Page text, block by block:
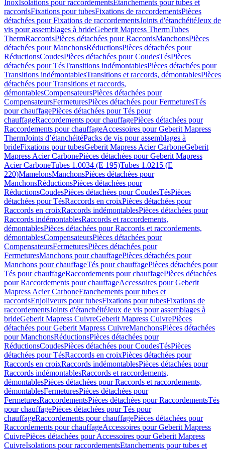
InoxIsolations pour raccordementsEtanchements pour tubes et
raccordsFixations pour tubesFixations de raccordementsPièces
détachées pour Fixations de raccordementsJoints d'étanchéitéJeux de
vis pour assemblages à brideGeberit Mapress ThermTubes
ThermRaccordsPièces détachées pour RaccordsManchonsPièces
détachées pour ManchonsRéductionsPièces détachées pour
RéductionsCoudesPièces détachées pour CoudesTésPièces
détachées pour TésTransitions indémontablesPièces détachées pour
Transitions indémontablesTransitions et raccords, démontablesPièces
détachées pour Transitions et raccords,
démontablesCompensateursPièces détachées pour
CompensateursFermeturesPièces détachées pour FermeturesTés
pour chauffagePièces détachées pour Tés pour
chauffageRaccordements pour chauffagePièces détachées pour
Raccordements pour chauffageAccessoires pour Geberit Mapress
ThermJoints d’étanchéitéPacks de vis pour assemblages à
brideFixations pour tubesGeberit Mapress Acier CarboneGeberit
Mapress Acier CarbonePièces détachées pour Geberit Mapress
Acier CarboneTubes 1.0034 (E 195)Tubes 1.0215 (E
220)MamelonsManchonsPièces détachées pour
ManchonsRéductionsPièces détachées pour
RéductionsCoudesPièces détachées pour CoudesTésPièces
détachées pour TésRaccords en croixPièces détachées pour
Raccords en croixRaccords indémontablesPièces détachées pour
Raccords indémontablesRaccords et raccordements,
démontablesPièces détachées pour Raccords et raccordements,
démontablesCompensateursPièces détachées pour
CompensateursFermeturesPièces détachées pour
FermeturesManchons pour chauffagePièces détachées pour
Manchons pour chauffageTés pour chauffagePièces détachées pour
Tés pour chauffageRaccordements pour chauffagePièces détachées
pour Raccordements pour chauffageAccessoires pour Geberit
Mapress Acier CarboneEtanchements pour tubes et
raccordsEnjoliveurs pour tubesFixations pour tubesFixations de
raccordementsJoints d'étanchéitéJeux de vis pour assemblages à
brideGeberit Mapress CuivreGeberit Mapress CuivrePièces
détachées pour Geberit Mapress CuivreManchonsPièces détachées
pour ManchonsRéductionsPièces détachées pour
RéductionsCoudesPièces détachées pour CoudesTésPièces
détachées pour TésRaccords en croixPièces détachées pour
Raccords en croixRaccords indémontablesPièces détachées pour
Raccords indémontablesRaccords et raccordements,
démontablesPièces détachées pour Raccords et raccordements,
démontablesFermeturesPièces détachées pour
FermeturesRaccordementsPièces détachées pour RaccordementsTés
pour chauffagePièces détachées pour Tés pour
chauffageRaccordements pour chauffagePièces détachées pour
Raccordements pour chauffageAccessoires pour Geberit Mapress
CuivrePièces détachées pour Accessoires pour Geberit Mapress
CuivreIsolations pour raccordementsEtanchements pour tubes et